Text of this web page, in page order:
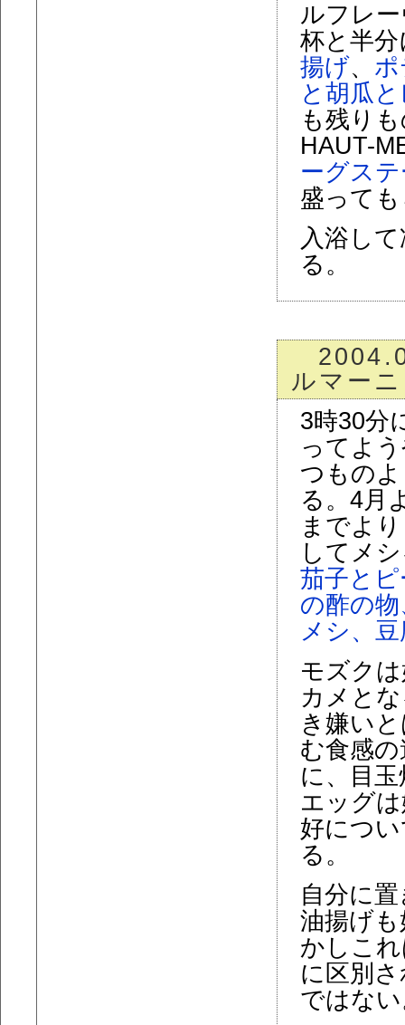
ルフレ
杯と半
揚げ、
と胡瓜
も残り
HAUT-
ーグス
盛って
入浴し
る。
ルマー
3時30分
ってよ
つもの
る。4月
までよ
してメ
茄子と
の酢の
メシ、
モズク
カメと
き嫌い
む食感
に、目
エッグ
好につ
る。
自分に
油揚げ
かしこ
に区別
ではな